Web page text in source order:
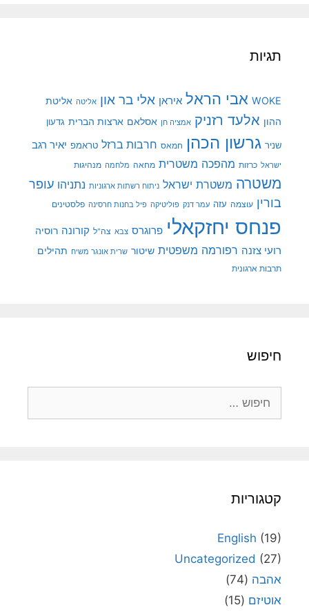
תגיות
WOKE אבי הראל איראן אלי בר און אליטה אליטת
ההון אלעד רזניק אמציה חן אסלאם ארצות הברית גדעון
שניר גרשון הכהן חמאס חרבות ברזל טראמפ יאיר רגב
ישראל כרזות מהפכה משטרית מחאה מלחמה מנהיגות
משטרה משטרת ישראל ניתוח רשתות ארגוניות נתניהו עופר
בורין עוצמה עזה עמר דנק פוליטיקה פיל בחנות חרסינה פלסטינים
פנחס יחזקאלי פרוגרס צבא צה"ל קורונה רוסיה
רועי צזנה רפורמה משפטית שיטור שרית אונגר משיח תהילים
תרבות ארגונית
חיפוש
קטגוריות
English (19)
Uncategorized (27)
אהבה (74)
אוטיזם (15)